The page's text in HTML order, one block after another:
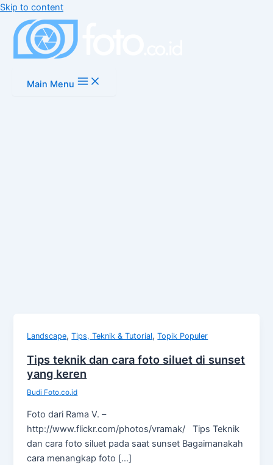
Skip to content
Main Menu
Landscape,Tips, Teknik & Tutorial,Topik Populer
Tips teknik dan cara foto siluet di sunset
yang keren
Budi Foto.co.id
Foto dari Rama V. –
http://www.flickr.com/photos/vramak/ Tips Teknik
dan cara foto siluet pada saat sunset Bagaimanakah
cara menangkap foto […]